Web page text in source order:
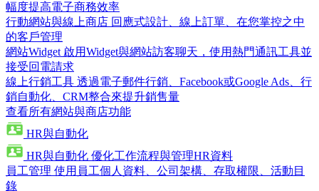
幅度提高電子商務效率
行動網站與線上商店 回應式設計、線上訂單、在您掌控之中
的客戶管理
網站Widget 啟用Widget與網站訪客聊天，使用熱門通訊工具並
接受回電請求
線上行銷工具 透過電子郵件行銷、Facebook或Google Ads、行
銷自動化、CRM整合來提升銷售量
查看所有網站與商店功能
HR與自動化
HR與自動化 優化工作流程與管理HR資料
員工管理 使用員工個人資料、公司架構、存取權限、活動目
錄